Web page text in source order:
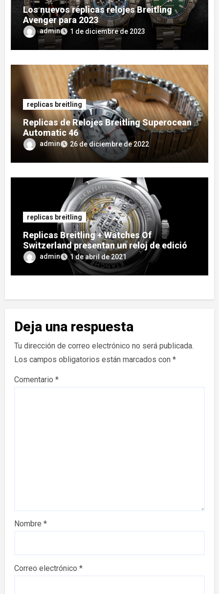
Los nuevos réplicas relojes Breitling
Avenger para 2023
admin 1 de diciembre de 2023
replicas breitling
Replicas de Relojes Breitling Superocean
Automatic 46
admin 26 de diciembre de 2022
replicas breitling
Replicas Breitling + Watches Of
Switzerland presentan un reloj de edición
limitada
admin 1 de abril de 2021
Deja una respuesta
Tu dirección de correo electrónico no será publicada.
Los campos obligatorios están marcados con *
Comentario *
Nombre *
Correo electrónico *